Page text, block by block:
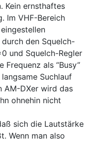
Kein ernsthaftes
Im VHF-Bereich
den Squelch-
und Squelch-Regler
Frequenz als “Busy”
Suchlauf
AM-DXer wird das
ohnehin nicht
sich die Lautstärke
Wenn man also